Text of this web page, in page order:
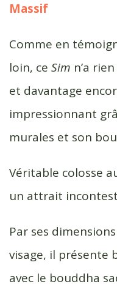
Massif
Comme en
loin, ce Sim n’a
et davantage
impressionnant
murales et son
Véritable colosse
un attrait
Par ses
visage, il présente
avec le bouddha